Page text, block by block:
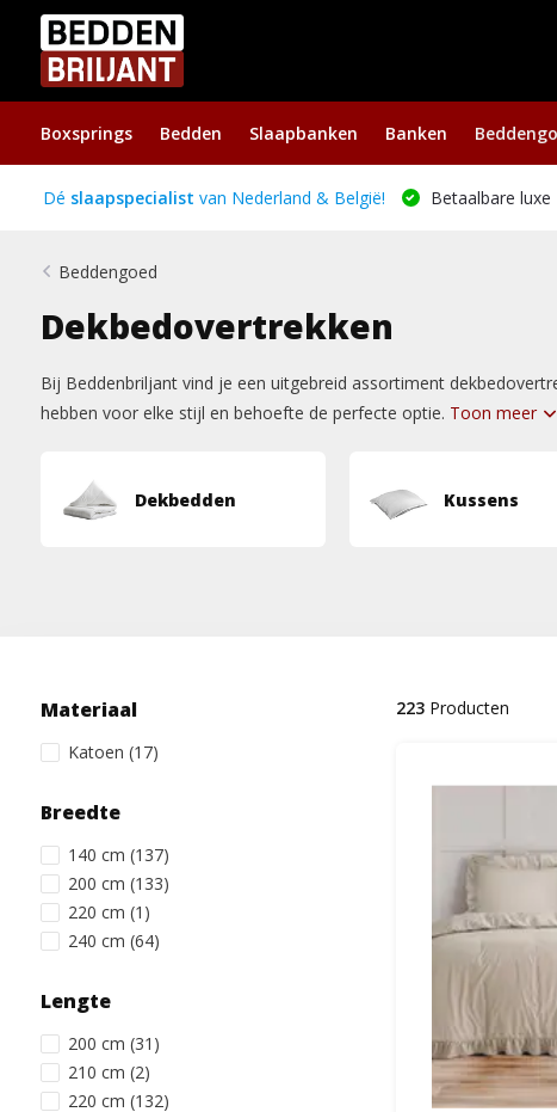
Boxsprings Bedden Slaapbanken Banken
Dé slaapspecialist van Nederland & België! Betaalbare luxe
Beddengoed
Dekbedovertrekken
Bij Beddenbriljant vind je een uitgebreid assortiment
hebben voor elke stijl en behoefte de perfecte optie. Toon meer
Dekbedden Kussens
Materiaal
Katoen (17)
Breedte
140 cm (137)
200 cm (133)
220 cm (1)
240 cm (64)
Lengte
200 cm (31)
210 cm (2)
220 cm (132)
223Producten